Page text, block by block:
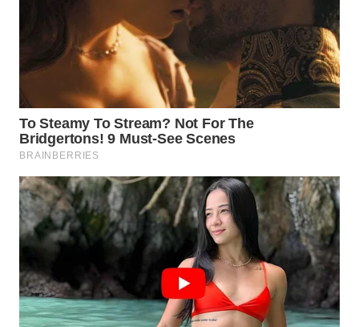
WAHANA
PERSONA
WAHANA
OTOMOTIF
WAHANA
HEALTH
WAHANA
DESA
WISATA
LAPAK